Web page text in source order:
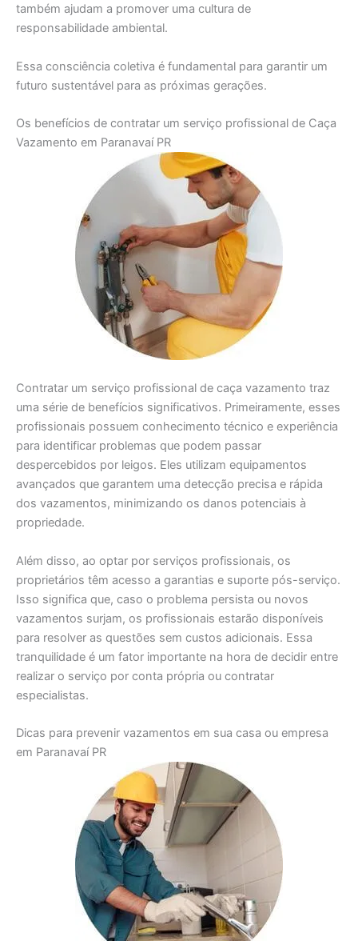
também ajudam a promover uma cultura de
responsabilidade ambiental.
Essa consciência coletiva é fundamental para garantir um
futuro sustentável para as próximas gerações.
Os benefícios de contratar um serviço profissional de Caça
Vazamento em Paranavaí PR
Contratar um serviço profissional de caça vazamento traz
uma série de benefícios significativos. Primeiramente, esses
profissionais possuem conhecimento técnico e experiência
para identificar problemas que podem passar
despercebidos por leigos. Eles utilizam equipamentos
avançados que garantem uma detecção precisa e rápida
dos vazamentos, minimizando os danos potenciais à
propriedade.
Além disso, ao optar por serviços profissionais, os
proprietários têm acesso a garantias e suporte pós-serviço.
Isso significa que, caso o problema persista ou novos
vazamentos surjam, os profissionais estarão disponíveis
para resolver as questões sem custos adicionais. Essa
tranquilidade é um fator importante na hora de decidir entre
realizar o serviço por conta própria ou contratar
especialistas.
Dicas para prevenir vazamentos em sua casa ou empresa
em Paranavaí PR